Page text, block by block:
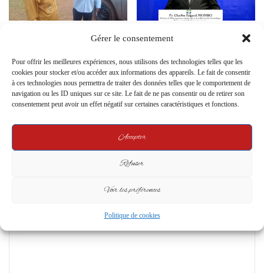
Gérer le consentement
Pour offrir les meilleures expériences, nous utilisons des technologies telles que les
cookies pour stocker et/ou accéder aux informations des appareils. Le fait de consentir
à ces technologies nous permettra de traiter des données telles que le comportement de
navigation ou les ID uniques sur ce site. Le fait de ne pas consentir ou de retirer son
consentement peut avoir un effet négatif sur certaines caractéristiques et fonctions.
Accepter
Refuser
Voir les préférences
Politique de cookies
Transition concrétise ses
pour la Mairie
21 November 2024
janvier 2026 : l’exigence des
encore à prouver
6 January 2026
Leave a Reply
e